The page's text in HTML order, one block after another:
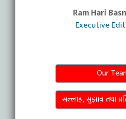
Ram Hari
Executive
Our
सल्लाह, सुझाव तथा